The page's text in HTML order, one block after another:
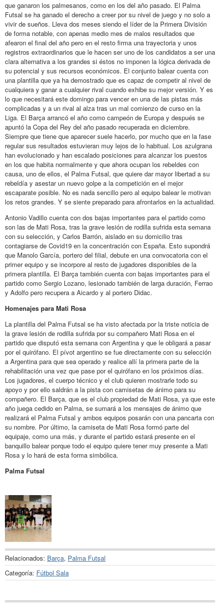
que ganaron los palmesanos, como en los del año pasado. El Palma
Futsal se ha ganado el derecho a creer por su nivel de juego y no solo a
vivir de sueños. Lleva dos meses siendo el líder de la Primera División
de forma notable, con apenas medio mes de malos resultados que
afearon el final del año pero en el resto firma una trayectoria y unos
registros extraordinarios que le hacen ser uno de los candidatos a ser una
clara alternativa a los grandes si éstos no imponen la lógica derivada de
su potencial y sus recursos económicos. El conjunto balear cuenta con
una plantilla que ya ha demostrado que es capaz de competir al nivel de
cualquiera y ganar a cualquier rival cuando exhibe su mejor versión. Y es
lo que necesitará este domingo para vencer en una de las pistas más
complicadas y a un rival al alza tras un mal comienzo de curso en la
Liga. El Barça arrancó el año como campeón de Europa y después se
apuntó la Copa del Rey del año pasado recuperada en diciembre.
Siempre que tiene que aparecer suele hacerlo, por mucho que en la fase
regular sus resultados estuvieran muy lejos de lo habitual. Los azulgrana
han evolucionado y han escalado posiciones para alcanzar los puestos
en los que habita normalmente y que ahora ocupan los rebeldes con
causa, uno de ellos, el Palma Futsal, que quiere dar mayor libertad a su
rebeldía y asestar un nuevo golpe a la competición en el mejor
escaparate posible. No es nada sencillo pero al equipo balear le motivan
los retos grandes. Y se siente preparado para afrontarlos en la actualidad.
Antonio Vadillo cuenta con dos bajas importantes para el partido como
son las de Mati Rosa, tras la grave lesión de rodilla sufrida esta semana
con su selección, y Carlos Barrón, aislado en su domicilio tras
contagiarse de Covid19 en la concentración con España. Esto supondrá
que Manolo García, portero del filial, debute en una convocatoria con el
primer equipo y se incorpore al resto de jugadores disponibles de la
primera plantilla. El Barça también cuenta con bajas importantes para el
partido como Sergio Lozano, lesionado también de larga duración, Ferrao
y Adolfo pero recupera a Aicardo y al portero Didac.
Homenajes para Mati Rosa
La plantilla del Palma Futsal se ha visto afectada por la triste noticia de
la grave lesión de rodilla sufrida por su compañero Mati Rosa en el
partido que disputó esta semana con Argentina y que le obligará a pasar
por el quirófano. El pívot argentino se fue directamente con su selección
a Argentina para que sea operado y realice allí la primera parte de la
rehabilitación una vez que pase por el quirófano en los próximos días.
Los jugadores, el cuerpo técnico y el club quieren mostrarle todo su
apoyo y por ello saldrán a la pista con camisetas de ánimo para su
compañero. El Barça, que es el club propiedad de Mati Rosa, ya que este
año juega cedido en Palma, se sumará a los mensajes de ánimo que
realizará el Palma Futsal y ambos equipos posarán con una pancarta con
su nombre. Por último, la camiseta de Mati Rosa formó parte del
equipaje, como una más, y durante el partido estará presente en el
banquillo balear porque todo el equipo quiere tener muy presente a Mati
Rosa y lo hará de esta forma simbólica.
Palma Futsal
Relacionados: Barça, Palma Futsal
Categoría: Fútbol Sala